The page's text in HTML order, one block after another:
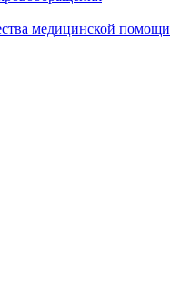
медицинской помощи